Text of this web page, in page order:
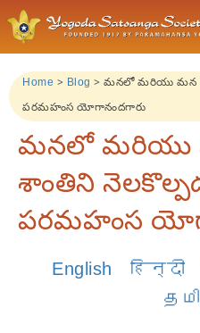
Home > Blog > మనలో మరియు మన
పరమహంస యోగానందగారు
మనలో మరియు
శాంతిని
పరమహంస
English हिन्दी